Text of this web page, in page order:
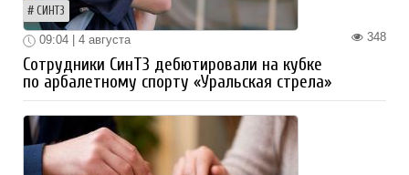
СИНТЗ
348
09:04 | 4 августа
Сотрудники СинТЗ дебютировали на кубке
по арбалетному спорту «Уральская стрела»